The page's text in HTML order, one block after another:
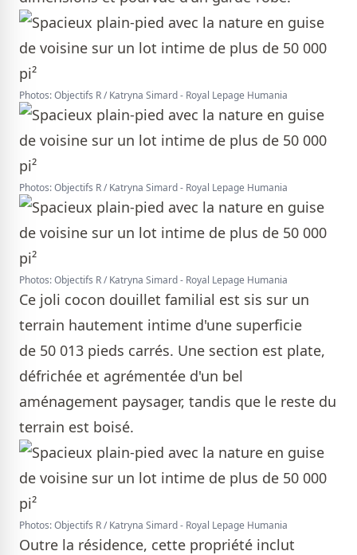
Photos: Objectifs R / Katryna Simard - Royal Lepage Humania
Photos: Objectifs R / Katryna Simard - Royal Lepage Humania
Photos: Objectifs R / Katryna Simard - Royal Lepage Humania
Ce joli cocon douillet familial est sis sur un
terrain hautement intime d'une superficie
de 50 013 pieds carrés. Une section est plate,
défrichée et agrémentée d'un bel
aménagement paysager, tandis que le reste du
terrain est boisé.
Photos: Objectifs R / Katryna Simard - Royal Lepage Humania
Outre la résidence, cette propriété inclut